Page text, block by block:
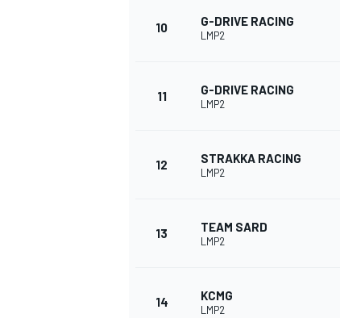
10 G-DRIVE RACING
LMP2
11 G-DRIVE RACING
LMP2
12 STRAKKA RACING
LMP2
13 TEAM SARD
LMP2
14 KCMG
LMP2